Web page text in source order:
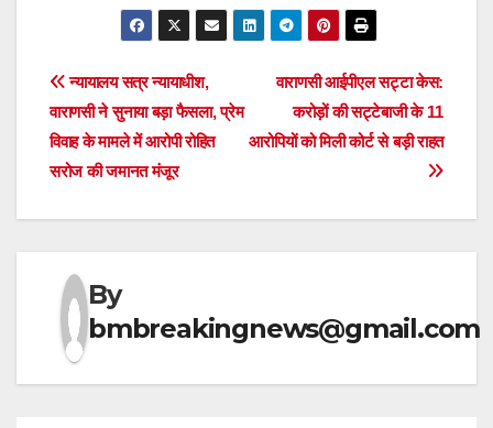
Post
navigation
वाराणसी आईपीएल सट्टा केस:
करोड़ों की सट्टेबाजी के 11
आरोपियों को मिली कोर्ट से बड़ी राहत
न्यायालय सत्र न्यायाधीश,
वाराणसी ने सुनाया बड़ा फैसला, प्रेम
विवाह के मामले में आरोपी रोहित
सरोज की जमानत मंजूर
By
bmbreakingnews@gmail.com